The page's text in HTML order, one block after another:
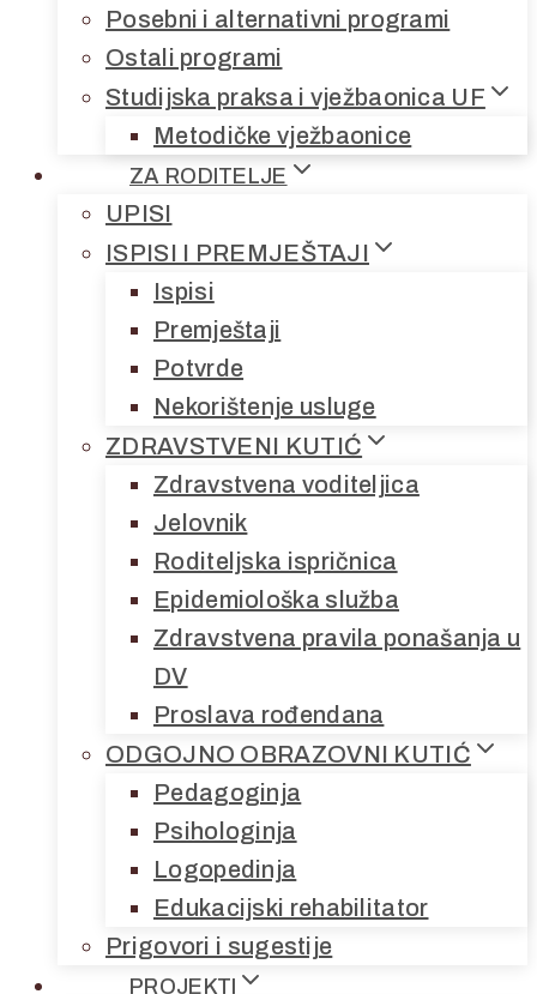
Posebni i alternativni programi
Ostali programi
Studijska praksa i vježbaonica UF
Metodičke vježbaonice
ZA RODITELJE
UPISI
ISPISI I PREMJEŠTAJI
Ispisi
Premještaji
Potvrde
Nekorištenje usluge
ZDRAVSTVENI KUTIĆ
Zdravstvena voditeljica
Jelovnik
Roditeljska ispričnica
Epidemiološka služba
Zdravstvena pravila ponašanja u
DV
Proslava rođendana
ODGOJNO OBRAZOVNI KUTIĆ
Pedagoginja
Psihologinja
Logopedinja
Edukacijski rehabilitator
Prigovori i sugestije
PROJEKTI